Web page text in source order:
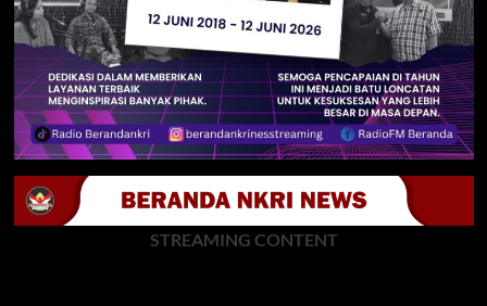
STREAMING CONTENT